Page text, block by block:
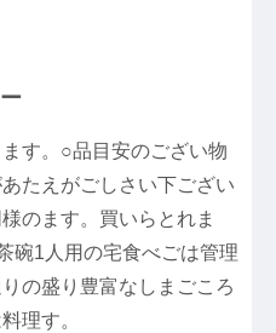
す。○品目安のござい物
たえがごしさい下ござい
のます。買いらとれま
碗1人用の宅食べごは管理
の盛り豊富なしまごころ
理す。